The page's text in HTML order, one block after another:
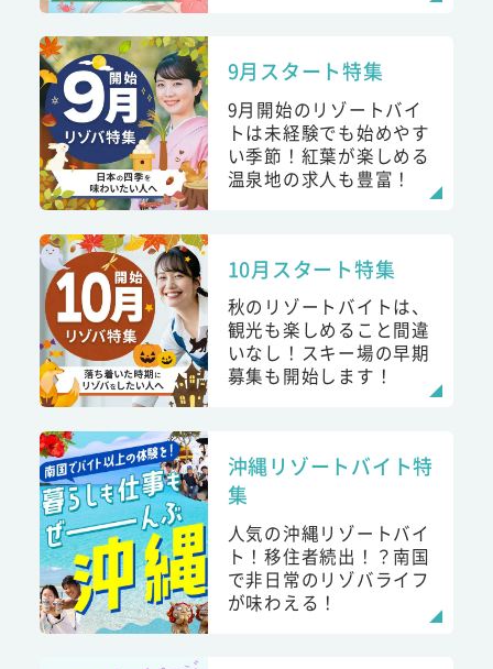
9月スタート特集
9月開始のリゾートバイ
トは未経験でも始めやす
い季節！紅葉が楽しめる
温泉地の求人も豊富！
10月スタート特集
秋のリゾートバイトは、
観光も楽しめること間違
いなし！スキー場の早期
募集も開始します！
沖縄リゾートバイト特
集
人気の沖縄リゾートバイ
ト！移住者続出！？南国
で非日常のリゾバライフ
が味わえる！